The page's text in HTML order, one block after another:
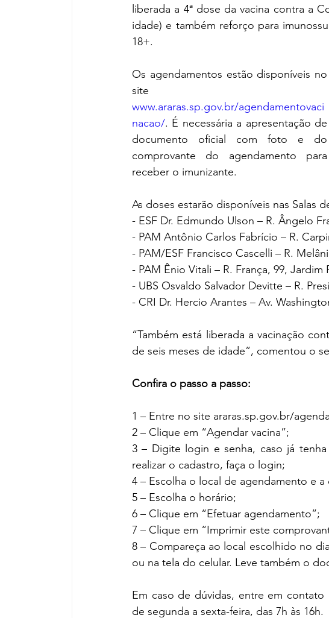
Câmara de Araras Denúncia Artigos
liberada a 4ª dose da vacina contra a
idade) e também reforço para
18+.
Os agendamentos estão disponíveis no
www.araras.sp.gov.br/agendamentovaci
nacao/. É necessária a apresentação de
documento oficial com foto e do
comprovante do agendamento para
receber o imunizante.
As doses estarão disponíveis nas Salas
- ESF Dr. Edmundo Ulson – R. Ângelo
- PAM Antônio Carlos Fabrício – R.
- PAM/ESF Francisco Cascelli – R.
- PAM Ênio Vitali – R. França, 99, Jardim
- UBS Osvaldo Salvador Devitte – R.
- CRI Dr. Hercio Arantes – Av.
“Também está liberada a vacinação
de seis meses de idade”, comentou o
Confira o passo a passo:
1 – Entre no site araras.sp.gov.br/
2 – Clique em “Agendar vacina”;
3 – Digite login e senha, caso já
realizar o cadastro, faça o login;
4 – Escolha o local de agendamento e a
5 – Escolha o horário;
6 – Clique em “Efetuar agendamento”;
7 – Clique em “Imprimir este
8 – Compareça ao local escolhido no
ou na tela do celular. Leve também o
Em caso de dúvidas, entre em contato
de segunda a sexta-feira, das 7h às 16h.